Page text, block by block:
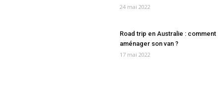
24 mai 2022
Road trip en Australie : comment
aménager son van ?
17 mai 2022